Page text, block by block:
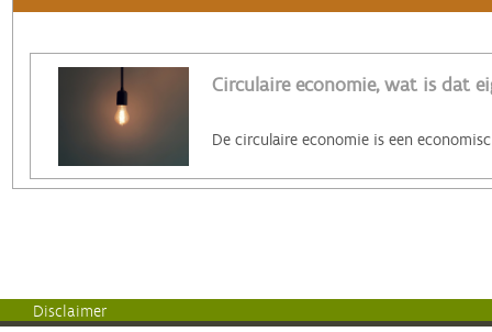
Circulaire economie, wat is dat
Disclaimer